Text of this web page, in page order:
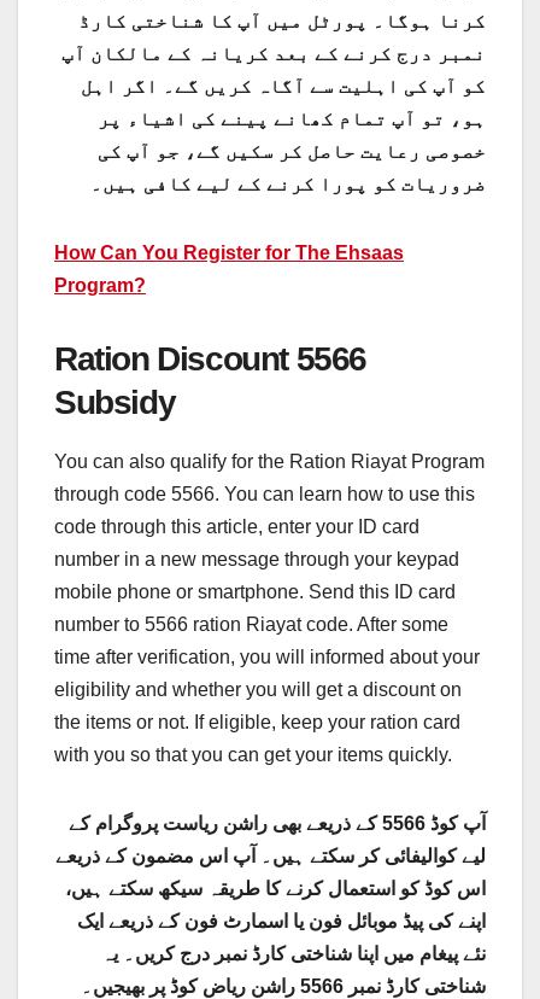
کرنا ہوگا۔ پورٹل میں آپ کا شناختی کارڈ
نمبر درج کرنے کے بعد کریانہ کے مالکان آپ
کو آپ کی اہلیت سے آگاہ کریں گے۔ اگر اہل
ہو، تو آپ تمام کھانے پینے کی اشیاء پر
خصوصی رعایت حاصل کر سکیں گے، جو آپ کی
ضروریات کو پورا کرنے کے لیے کافی ہیں۔
How Can You Register for The Ehsaas
Program?
Ration Discount 5566
Subsidy
You can also qualify for the Ration Riayat Program
through code 5566. You can learn how to use this
code through this article, enter your ID card
number in a new message through your keypad
mobile phone or smartphone. Send this ID card
number to 5566 ration Riayat code. After some
time after verification, you will informed about your
eligibility and whether you will get a discount on
the items or not. If eligible, keep your ration card
with you so that you can get your items quickly.
آپ کوڈ 5566 کے ذریعے بھی راشن ریاست پروگرام کے
لیے کوالیفائی کر سکتے ہیں۔ آپ اس مضمون کے ذریعے
اس کوڈ کو استعمال کرنے کا طریقہ سیکھ سکتے ہیں،
اپنے کی پیڈ موبائل فون یا اسمارٹ فون کے ذریعے ایک
نئے پیغام میں اپنا شناختی کارڈ نمبر درج کریں۔ یہ
شناختی کارڈ نمبر 5566 راشن ریاض کوڈ پر بھیجیں۔